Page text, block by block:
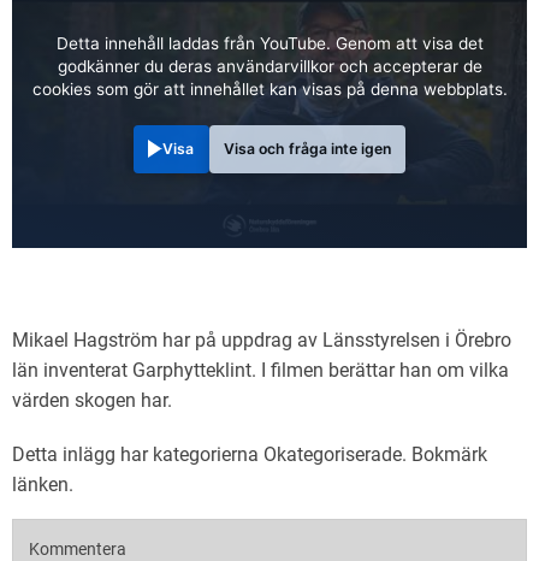
Detta innehåll laddas från YouTube. Genom att visa det
godkänner du deras användarvillkor och accepterar de
cookies som gör att innehållet kan visas på denna webbplats.
Visa Visa och fråga inte igen
Mikael Hagström har på uppdrag av Länsstyrelsen i Örebro
län inventerat Garphytteklint. I filmen berättar han om vilka
värden skogen har.
Detta inlägg har kategorierna Okategoriserade. Bokmärk
länken.
Kommentera